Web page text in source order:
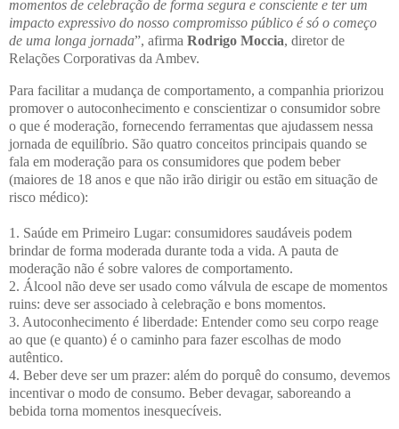
momentos de celebração de forma segura e consciente e ter um
impacto expressivo do nosso compromisso público é só o começo
de uma longa jornada”, afirma Rodrigo Moccia, diretor de
Relações Corporativas da Ambev.
Para facilitar a mudança de comportamento, a companhia priorizou
promover o autoconhecimento e conscientizar o consumidor sobre
o que é moderação, fornecendo ferramentas que ajudassem nessa
jornada de equilíbrio. São quatro conceitos principais quando se
fala em moderação para os consumidores que podem beber
(maiores de 18 anos e que não irão dirigir ou estão em situação de
risco médico):
1. Saúde em Primeiro Lugar: consumidores saudáveis podem
brindar de forma moderada durante toda a vida. A pauta de
moderação não é sobre valores de comportamento.
2. Álcool não deve ser usado como válvula de escape de momentos
ruins: deve ser associado à celebração e bons momentos.
3. Autoconhecimento é liberdade: Entender como seu corpo reage
ao que (e quanto) é o caminho para fazer escolhas de modo
autêntico.
4. Beber deve ser um prazer: além do porquê do consumo, devemos
incentivar o modo de consumo. Beber devagar, saboreando a
bebida torna momentos inesquecíveis.